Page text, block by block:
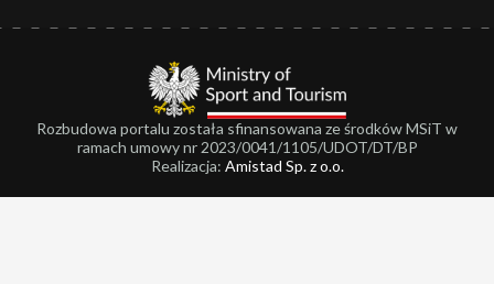
Rozbudowa portalu została sfinansowana ze środków MSiT w
ramach umowy nr 2023/0041/1105/UDOT/DT/BP
Realizacja: Amistad Sp. z o.o.